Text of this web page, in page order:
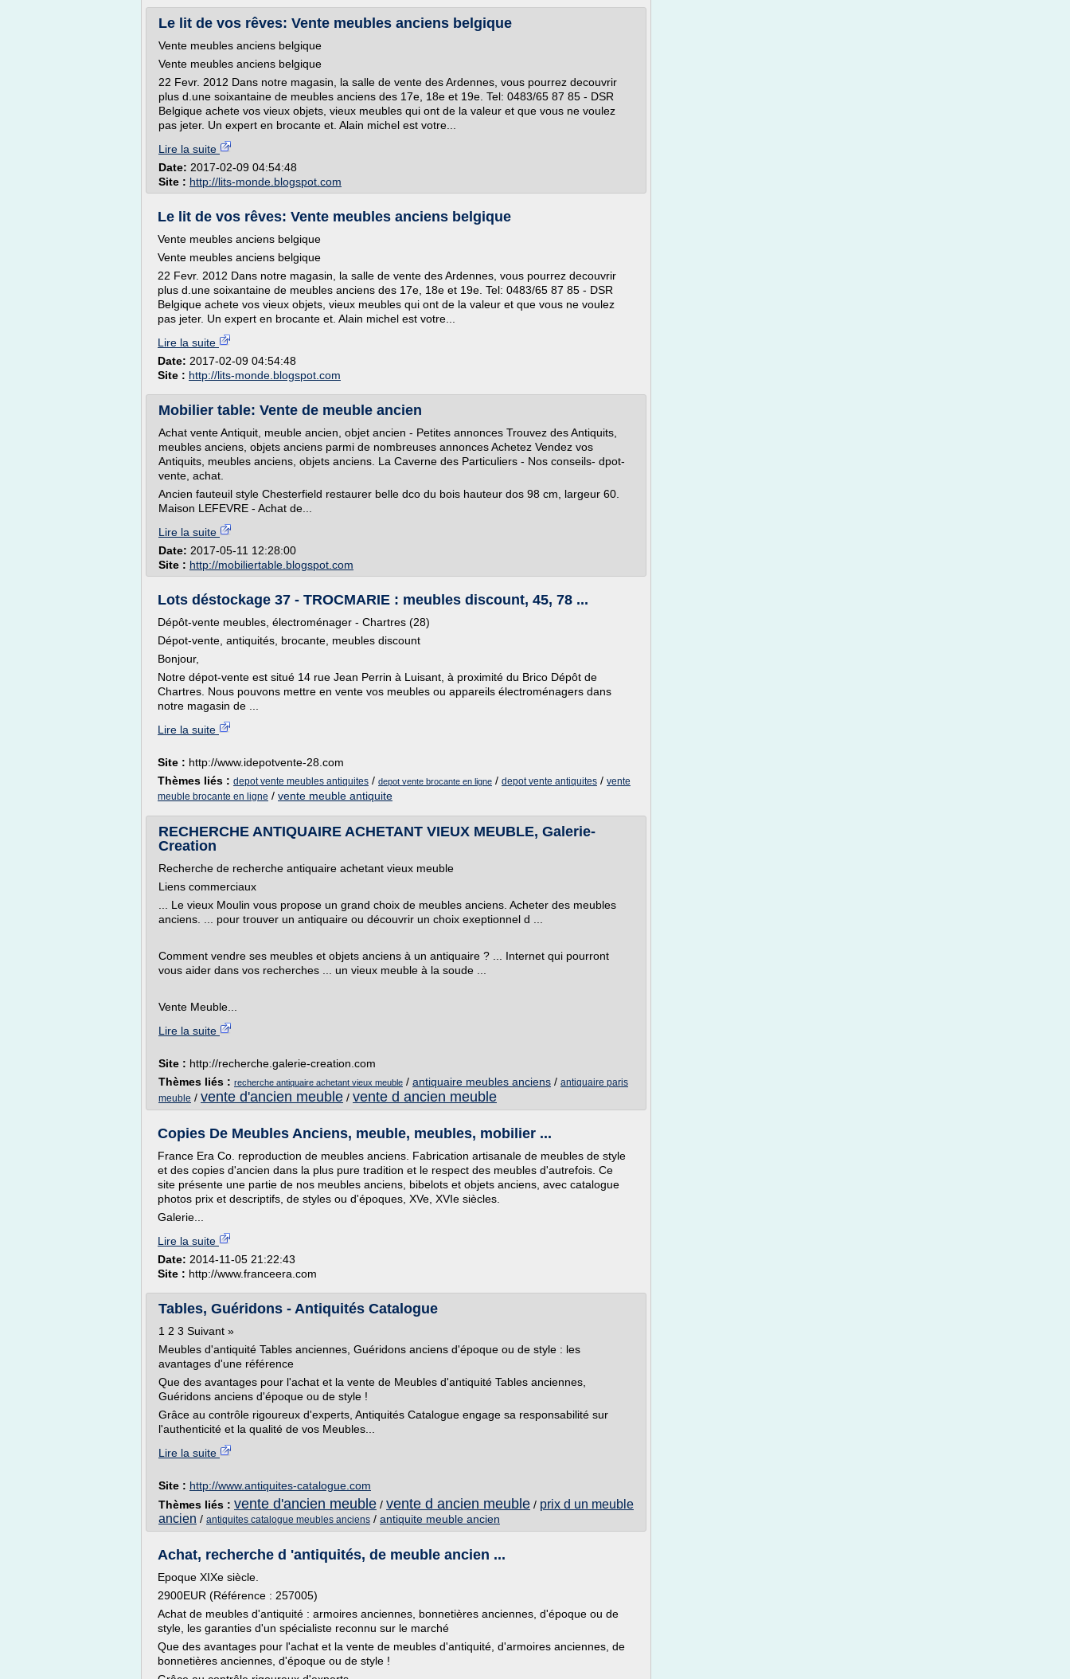
Le lit de vos rêves: Vente meubles anciens belgique
Vente meubles anciens belgique
Vente meubles anciens belgique
22 Fevr. 2012 Dans notre magasin, la salle de vente des Ardennes, vous pourrez decouvrir
plus d.une soixantaine de meubles anciens des 17e, 18e et 19e. Tel: 0483/65 87 85 - DSR
Belgique achete vos vieux objets, vieux meubles qui ont de la valeur et que vous ne voulez
pas jeter. Un expert en brocante et. Alain michel est votre...
Lire la suite
Date: 2017-02-09 04:54:48
Site : http://lits-monde.blogspot.com
Le lit de vos rêves: Vente meubles anciens belgique
Vente meubles anciens belgique
Vente meubles anciens belgique
22 Fevr. 2012 Dans notre magasin, la salle de vente des Ardennes, vous pourrez decouvrir
plus d.une soixantaine de meubles anciens des 17e, 18e et 19e. Tel: 0483/65 87 85 - DSR
Belgique achete vos vieux objets, vieux meubles qui ont de la valeur et que vous ne voulez
pas jeter. Un expert en brocante et. Alain michel est votre...
Lire la suite
Date: 2017-02-09 04:54:48
Site : http://lits-monde.blogspot.com
Mobilier table: Vente de meuble ancien
Achat vente Antiquit, meuble ancien, objet ancien - Petites annonces Trouvez des Antiquits,
meubles anciens, objets anciens parmi de nombreuses annonces Achetez Vendez vos
Antiquits, meubles anciens, objets anciens. La Caverne des Particuliers - Nos conseils- dpot-
vente, achat.
Ancien fauteuil style Chesterfield restaurer belle dco du bois hauteur dos 98 cm, largeur 60.
Maison LEFEVRE - Achat de...
Lire la suite
Date: 2017-05-11 12:28:00
Site : http://mobiliertable.blogspot.com
Lots déstockage 37 - TROCMARIE : meubles discount, 45, 78 ...
Dépôt-vente meubles, électroménager - Chartres (28)
Dépot-vente, antiquités, brocante, meubles discount
Bonjour,
Notre dépot-vente est situé 14 rue Jean Perrin à Luisant, à proximité du Brico Dépôt de
Chartres. Nous pouvons mettre en vente vos meubles ou appareils électroménagers dans
notre magasin de ...
Lire la suite
Site : http://www.idepotvente-28.com
Thèmes liés : depot vente meubles antiquites / depot vente brocante en ligne / depot vente antiquites / vente
meuble brocante en ligne / vente meuble antiquite
RECHERCHE ANTIQUAIRE ACHETANT VIEUX MEUBLE, Galerie-
Creation
Recherche de recherche antiquaire achetant vieux meuble
Liens commerciaux
... Le vieux Moulin vous propose un grand choix de meubles anciens. Acheter des meubles
anciens. ... pour trouver un antiquaire ou découvrir un choix exeptionnel d ...
Comment vendre ses meubles et objets anciens à un antiquaire ? ... Internet qui pourront
vous aider dans vos recherches ... un vieux meuble à la soude ...
Vente Meuble...
Lire la suite
Site : http://recherche.galerie-creation.com
Thèmes liés : recherche antiquaire achetant vieux meuble / antiquaire meubles anciens / antiquaire paris
meuble / vente d'ancien meuble / vente d ancien meuble
Copies De Meubles Anciens, meuble, meubles, mobilier ...
France Era Co. reproduction de meubles anciens. Fabrication artisanale de meubles de style
et des copies d'ancien dans la plus pure tradition et le respect des meubles d'autrefois. Ce
site présente une partie de nos meubles anciens, bibelots et objets anciens, avec catalogue
photos prix et descriptifs, de styles ou d'époques, XVe, XVIe siècles.
Galerie...
Lire la suite
Date: 2014-11-05 21:22:43
Site : http://www.franceera.com
Tables, Guéridons - Antiquités Catalogue
1 2 3 Suivant »
Meubles d'antiquité Tables anciennes, Guéridons anciens d'époque ou de style : les
avantages d'une référence
Que des avantages pour l'achat et la vente de Meubles d'antiquité Tables anciennes,
Guéridons anciens d'époque ou de style !
Grâce au contrôle rigoureux d'experts, Antiquités Catalogue engage sa responsabilité sur
l'authenticité et la qualité de vos Meubles...
Lire la suite
Site : http://www.antiquites-catalogue.com
Thèmes liés : vente d'ancien meuble / vente d ancien meuble / prix d un meuble
ancien / antiquites catalogue meubles anciens / antiquite meuble ancien
Achat, recherche d 'antiquités, de meuble ancien ...
Epoque XIXe siècle.
2900EUR (Référence : 257005)
Achat de meubles d'antiquité : armoires anciennes, bonnetières anciennes, d'époque ou de
style, les garanties d'un spécialiste reconnu sur le marché
Que des avantages pour l'achat et la vente de meubles d'antiquité, d'armoires anciennes, de
bonnetières anciennes, d'époque ou de style !